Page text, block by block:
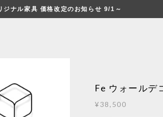
ナル家具 価格改定のお知らせ 9/1～
Fe ウォールデ
¥38,500